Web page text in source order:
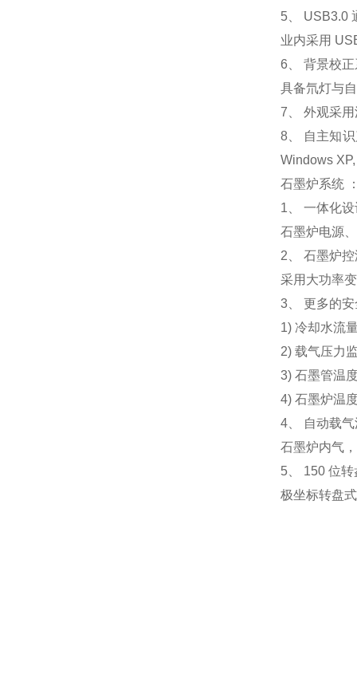
5、 USB3.0
业内采用
6、 背景校正
具备氘灯与
7、 外观采
8、 自主知
Windows
石墨炉系统
1、 一体化设
石墨炉电源
2、 石墨炉
采用大功率
3、 更多的
1) 冷却水流
2) 载气压力
3) 石墨管温
4) 石墨炉温
4、 自动载
石墨炉内气
5、 150 位
极坐标转盘